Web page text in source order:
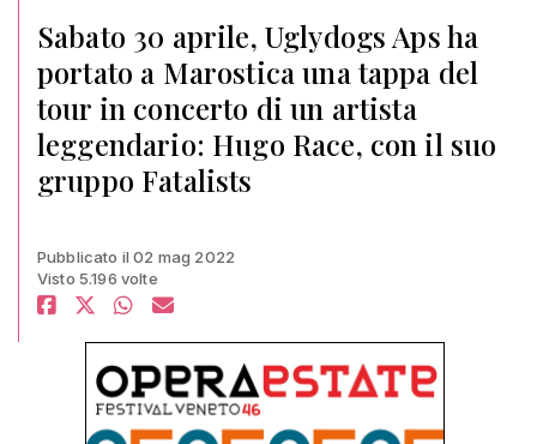
Sabato 30 aprile, Uglydogs Aps ha
portato a Marostica una tappa del
tour in concerto di un artista
leggendario: Hugo Race, con il suo
gruppo Fatalists
Pubblicato il 02 mag 2022
Visto 5.196 volte